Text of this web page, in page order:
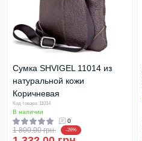
Cумка SHVIGEL 11014 из
натуральной кожи
Коричневая
Код товара: 11014
В наличии
0
1 800.00 грн. -26%